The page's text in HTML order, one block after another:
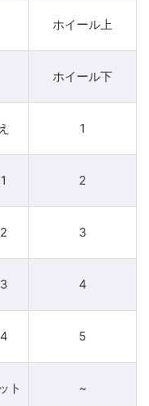
ホイール上
ホイール下
1
2
3
4
5
ト ~